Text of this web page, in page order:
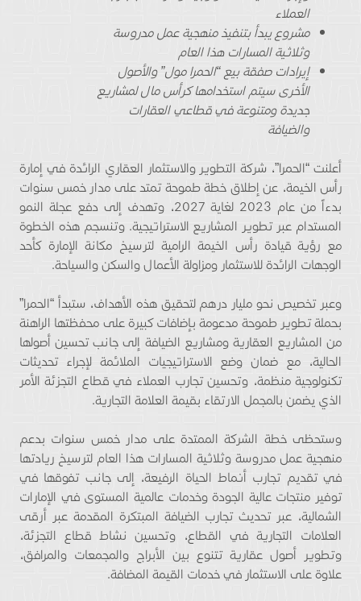
العملاء
مشروع يبدأ بتنفيذ منهجية عمل مدروسة
وثلاثية المسارات هذا العام
إيرادات صفقة بيع “الحمرا مول” والأصول
الأخرى سيتم استخدامها كرأس مال لمشاريع
جديدة ومتنوعة في قطاعي العقارات
والضيافة
أعلنت “الحمرا”، شركة التطوير والاستثمار العقاري الرائدة في إمارة
رأس الخيمة، عن إطلاق خطة طموحة تمتد على مدار خمس سنوات
بدءاً من عام 2023 لغاية 2027، وتهدف إلى دفع عجلة النمو
المستدام عبر تطوير المشاريع الاستراتيجية. وتنسجم هذه الخطوة
مع رؤية قيادة رأس الخيمة الرامية لترسيخ مكانة الإمارة كأحد
الوجهات الرائدة للاستثمار ومزاولة الأعمال والسكن والسياحة.
وعبر تخصيص نحو مليار درهم لتحقيق هذه الأهداف، ستبدأ “الحمرا”
بحملة تطوير طموحة مدعومة بإضافات كبيرة على محفظتها الراهنة
من المشاريع العقارية ومشاريع الضيافة إلى جانب تحسين أصولها
الحالية، مع ضمان وضع الاستراتيجيات الملائمة لإجراء تحديثات
تكنولوجية منظمة، وتحسين تجارب العملاء في قطاع التجزئة الأمر
الذي يضمن بالمجمل الارتقاء بقيمة العلامة التجارية.
وستحظى خطة الشركة الممتدة على مدار خمس سنوات بدعم
منهجية عمل مدروسة وثلاثية المسارات هذا العام لترسيخ ريادتها
في تقديم تجارب أنماط الحياة الرفيعة، إلى جانب تفوقها في
توفير منتجات عالية الجودة وخدمات عالمية المستوى في الإمارات
الشمالية، عبر تحديث تجارب الضيافة المبتكرة المقدمة عبر أرقى
العلامات التجارية في القطاع، وتحسين نشاط قطاع التجزئة،
وتطوير أصول عقارية تتنوع بين الأبراج والمجمعات والمرافق،
علاوة على الاستثمار في خدمات القيمة المضافة.